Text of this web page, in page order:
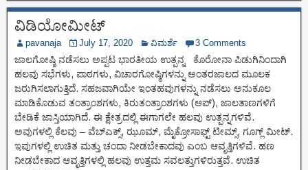
ವಿಡಿಯೋಮೀಟ್
pavanaja July 17, 2020 ವಿಮರ್ಶೆ 3 Comments
ಜಾಲಗೋಷ್ಠಿ ನಡೆಸಲು ಅಪ್ಪಟ ಭಾರತೀಯ ಉತ್ಪನ್ನ ಕೊರೋನಾ ಪಿಡುಗಿನಿಂದಾಗಿ
ಹಲವು ಸಭೆಗಳು, ಪಾಠಗಳು, ವಿಚಾರಗೋಷ್ಠಿಗಳನ್ನು ಅಂತರಜಾಲದ ಮೂಲಕ
ಜರುಗಿಸಲಾಗುತ್ತಿದೆ. ಸಹಜವಾಗಿಯೇ ಇಂತಹವುಗಳನ್ನು ನಡೆಸಲು ಅನುಕೂಲ
ಮಾಡಿಕೊಡುವ ತಂತ್ರಾಂಶಗಳು, ಕಿರುತಂತ್ರಾಂಶಗಳು (ಆಪ್), ಜಾಲತಾಣಗಳಿಗೆ
ಬೇಡಿಕೆ ಜಾಸ್ತಿಯಾಗಿದೆ. ಈ ಕ್ಷೇತ್ರದಲ್ಲಿ ಈಗಾಗಲೇ ಹಲವು ಉತ್ಪನ್ನಗಳಿವೆ.
ಅವುಗಳಲ್ಲಿ ಕೆಲವು – ವೆಬ್‌ಎಕ್ಸ್, ಝೂಮ್, ಮೈಕ್ರೋಸಾಫ್ಟ್ ಟೀಮ್ಸ್, ಗೂಗ್ಲ್ ಮೀಟ್.
ಇವುಗಳಲ್ಲಿ ಉಚಿತ ಮತ್ತು ಚಂದಾ ನೀಡಬೇಕಾದವು ಎಂಬ ಆವೃತ್ತಿಗಳಿವೆ. ಹಣ
ನೀಡಬೇಕಾದ ಆವೃತ್ತಿಗಳಲ್ಲಿ ಹಲವು ಉತ್ತಮ ಸವಲತ್ತುಗಳಿರುತ್ತವೆ. ಉಚಿತ